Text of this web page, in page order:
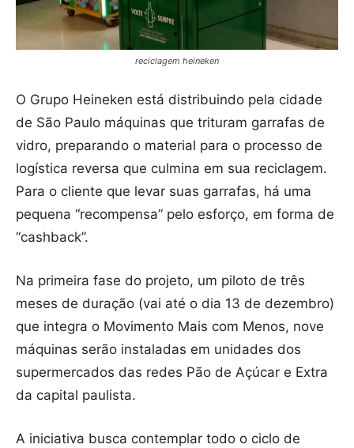
reciclagem heineken
O Grupo Heineken está distribuindo pela cidade
de São Paulo máquinas que trituram garrafas de
vidro, preparando o material para o processo de
logística reversa que culmina em sua reciclagem.
Para o cliente que levar suas garrafas, há uma
pequena “recompensa” pelo esforço, em forma de
“cashback”.
Na primeira fase do projeto, um piloto de três
meses de duração (vai até o dia 13 de dezembro)
que integra o Movimento Mais com Menos, nove
máquinas serão instaladas em unidades dos
supermercados das redes Pão de Açúcar e Extra
da capital paulista.
A iniciativa busca contemplar todo o ciclo de